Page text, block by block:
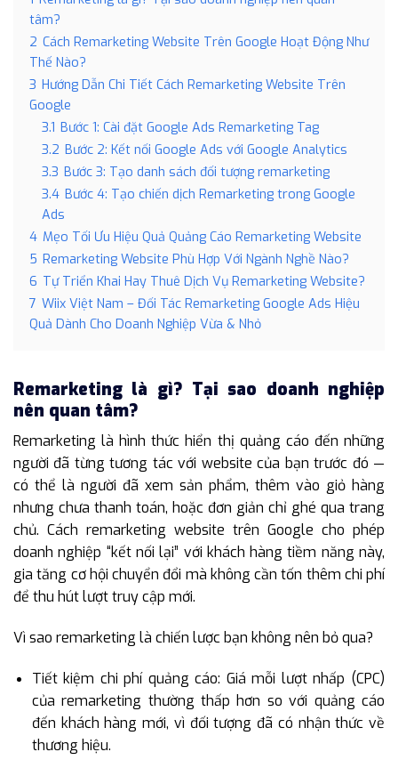
tâm?
2 Cách Remarketing Website Trên Google Hoạt Động Như
Thế Nào?
3 Hướng Dẫn Chi Tiết Cách Remarketing Website Trên
Google
3.1 Bước 1: Cài đặt Google Ads Remarketing Tag
3.2 Bước 2: Kết nối Google Ads với Google Analytics
3.3 Bước 3: Tạo danh sách đối tượng remarketing
3.4 Bước 4: Tạo chiến dịch Remarketing trong Google
Ads
4 Mẹo Tối Ưu Hiệu Quả Quảng Cáo Remarketing Website
5 Remarketing Website Phù Hợp Với Ngành Nghề Nào?
6 Tự Triển Khai Hay Thuê Dịch Vụ Remarketing Website?
7 Wiix Việt Nam – Đối Tác Remarketing Google Ads Hiệu
Quả Dành Cho Doanh Nghiệp Vừa & Nhỏ
Remarketing là gì? Tại sao doanh nghiệp
nên quan tâm?
Remarketing là hình thức hiển thị quảng cáo đến những
người đã từng tương tác với website của bạn trước đó —
có thể là người đã xem sản phẩm, thêm vào giỏ hàng
nhưng chưa thanh toán, hoặc đơn giản chỉ ghé qua trang
chủ. Cách remarketing website trên Google cho phép
doanh nghiệp “kết nối lại” với khách hàng tiềm năng này,
gia tăng cơ hội chuyển đổi mà không cần tốn thêm chi phí
để thu hút lượt truy cập mới.
Vì sao remarketing là chiến lược bạn không nên bỏ qua?
Tiết kiệm chi phí quảng cáo: Giá mỗi lượt nhấp (CPC)
của remarketing thường thấp hơn so với quảng cáo
đến khách hàng mới, vì đối tượng đã có nhận thức về
thương hiệu.